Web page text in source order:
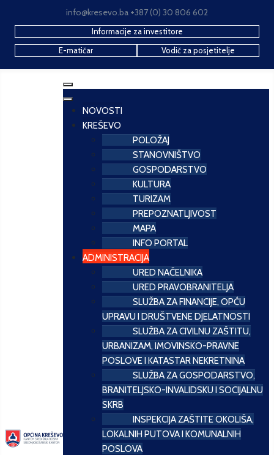
info@kresevo.ba +387 (0) 30 806 602
Informacije za investitore
E-matičar
Vodič za posjetitelje
NOVOSTI
KREŠEVO
POLOŽAJ
STANOVNIŠTVO
GOSPODARSTVO
KULTURA
TURIZAM
PREPOZNATLJIVOST
MAPA
INFO PORTAL
ADMINISTRACIJA
URED NAČELNIKA
URED PRAVOBRANITELJA
SLUŽBA ZA FINANCIJE, OPĆU
UPRAVU I DRUŠTVENE DJELATNOSTI
SLUŽBA ZA CIVILNU ZAŠTITU,
URBANIZAM, IMOVINSKO-PRAVNE
POSLOVE I KATASTAR NEKRETNINA
SLUŽBA ZA GOSPODARSTVO,
BRANITELJSKO-INVALIDSKU I SOCIJALNU
SKRB
INSPEKCIJA ZAŠTITE OKOLIŠA,
LOKALNIH PUTOVA I KOMUNALNIH
POSLOVA